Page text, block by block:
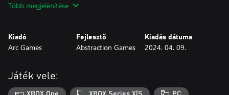
defensive capabilities, including their own ultimate abilities.
NEW HEROES:
unparalleled reach.
KAJIR - A fast reflexed feline who has a taste for fighting in the
alley and streets.
Több megjelenítése
Kiadó
Arc Games
Fejlesztő
Abstraction Games
Kiadás dátuma
2024. 04. 09.
Játék vele: